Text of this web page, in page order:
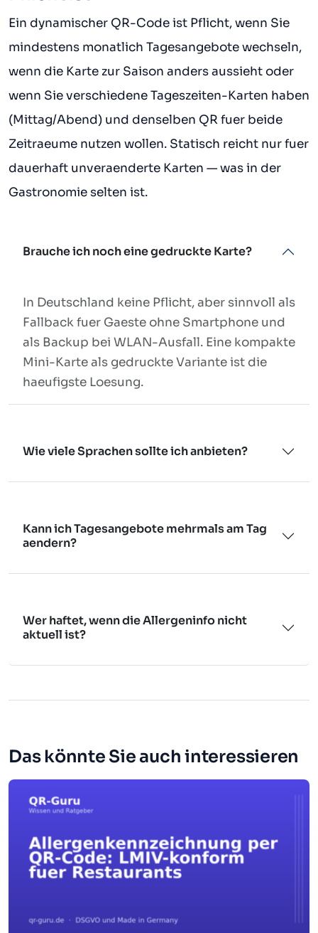
Ein dynamischer QR-Code ist Pflicht, wenn Sie
mindestens monatlich Tagesangebote wechseln,
wenn die Karte zur Saison anders aussieht oder
wenn Sie verschiedene Tageszeiten-Karten haben
(Mittag/Abend) und denselben QR fuer beide
Zeitraeume nutzen wollen. Statisch reicht nur fuer
dauerhaft unveraenderte Karten — was in der
Gastronomie selten ist.
Brauche ich noch eine gedruckte Karte?
In Deutschland keine Pflicht, aber sinnvoll als
Fallback fuer Gaeste ohne Smartphone und
als Backup bei WLAN-Ausfall. Eine kompakte
Mini-Karte als gedruckte Variante ist die
haeufigste Loesung.
Wie viele Sprachen sollte ich anbieten?
Kann ich Tagesangebote mehrmals am Tag
aendern?
Wer haftet, wenn die Allergeninfo nicht
aktuell ist?
Das könnte Sie auch interessieren